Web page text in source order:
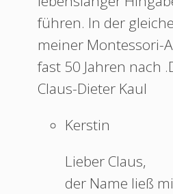
führen. In der
meiner Montessori-
fast 50 Jahren nach
Claus-Dieter Kaul
Kerstin
Lieber Claus,
der Name ließ